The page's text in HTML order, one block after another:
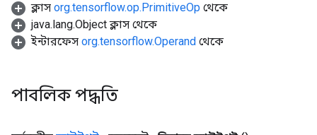
ক্লাস org.tensorflow.op.PrimitiveOp থেকে
java.lang.Object ক্লাস থেকে
ইন্টারফেস org.tensorflow.Operand থেকে
পাবলিক পদ্ধতি